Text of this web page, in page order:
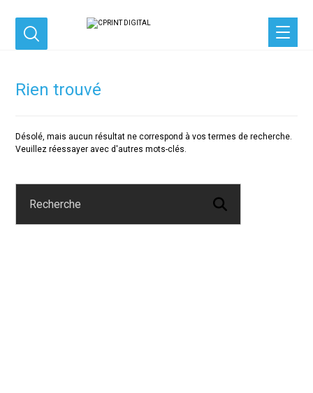
Rien trouvé
Désolé, mais aucun résultat ne correspond à vos termes de recherche.
Veuillez réessayer avec d'autres mots-clés.